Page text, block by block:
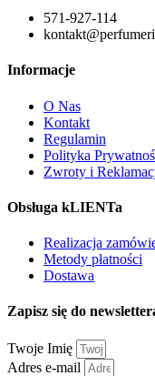
571-927-114
Informacje
O Nas
Kontakt
Regulamin
Polityka
Zwroty i
Obsługa kLIENTa
Realizacja
Metody płatności
Dostawa
Zapisz się do
Twoje Imię
Adres e-mail